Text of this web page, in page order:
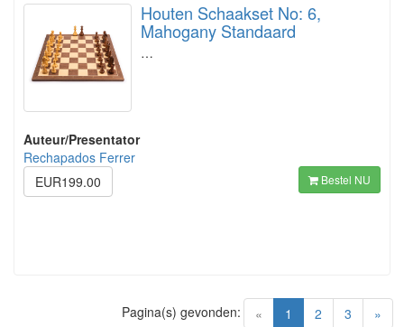
Houten Schaakset No: 6,
Mahogany Standaard
…
Auteur/Presentator
Rechapados Ferrer
EUR199.00
Bestel NU
« 1 (current)
2 3 »
Pagina(s) gevonden: